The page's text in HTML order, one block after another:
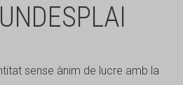
sense ànim de lucre amb la